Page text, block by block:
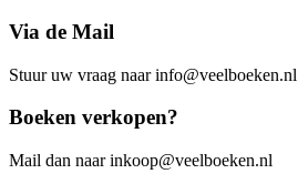
Via de Mail
Stuur uw vraag naar info@veelboeken.nl
Boeken verkopen?
Mail dan naar inkoop@veelboeken.nl